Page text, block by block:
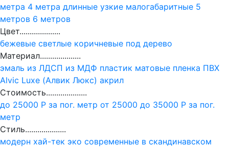
метра 4 метра длинные узкие малогабаритные 5
метров 6 метров
Цвет....................
бежевые светлые коричневые под дерево
Материал....................
эмаль из ЛДСП из МДФ пластик матовые пленка ПВХ
Alvic Luxe (Алвик Люкс) акрил
Стоимость....................
до 25000 Р за пог. метр от 25000 до 35000 Р за пог.
метр
Стиль....................
модерн хай-тек эко современные в скандинавском